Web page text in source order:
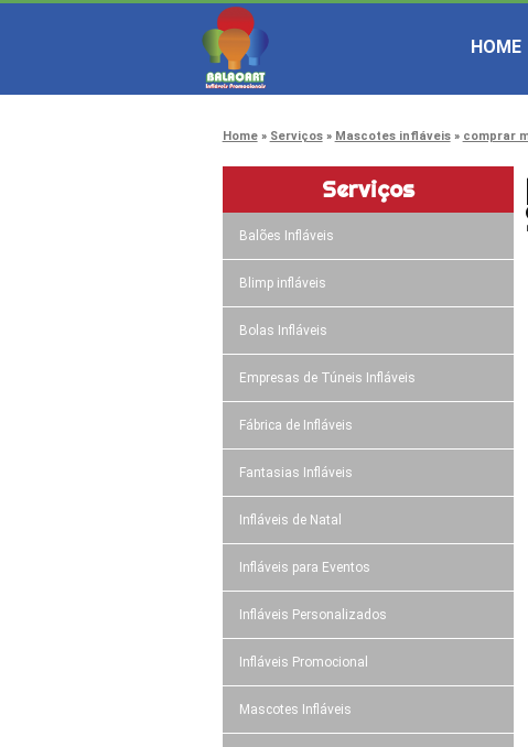
HOME
Home Serviços Mascotes infláveis comprar
Serviços
Balões Infláveis
Blimp infláveis
Bolas Infláveis
Empresas de Túneis Infláveis
Fábrica de Infláveis
Fantasias Infláveis
Infláveis de Natal
Infláveis para Eventos
Infláveis Personalizados
Infláveis Promocional
Mascotes Infláveis